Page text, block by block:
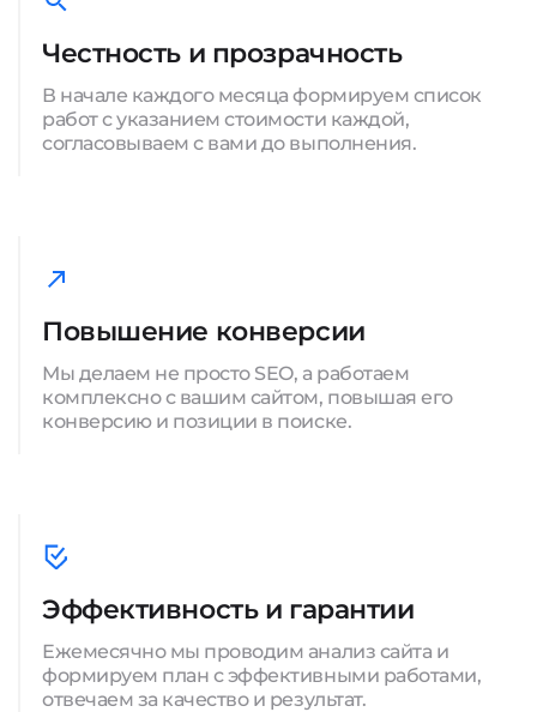
Честность и прозрачность
В начале каждого месяца формируем список
работ с указанием стоимости каждой,
согласовываем с вами до выполнения.
Повышение конверсии
Мы делаем не просто SEO, а работаем
комплексно с вашим сайтом, повышая его
конверсию и позиции в поиске.
Эффективность и гарантии
Ежемесячно мы проводим анализ сайта и
формируем план с эффективными работами,
отвечаем за качество и результат.